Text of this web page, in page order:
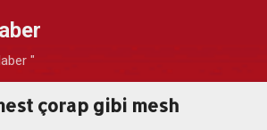
Ana içeriğe atla
"
çorap gibi mesh